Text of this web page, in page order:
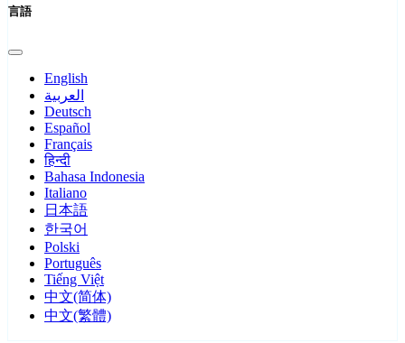
言語
English
العربية
Deutsch
Español
Français
हिन्दी
Bahasa Indonesia
Italiano
日本語
한국어
Polski
Português
Tiếng Việt
中文(简体)
中文(繁體)